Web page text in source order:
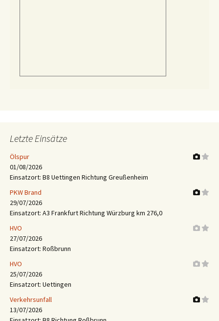
Letzte Einsätze
Ölspur
01/08/2026
Einsatzort: B8 Uettingen Richtung Greußenheim
PKW Brand
29/07/2026
Einsatzort: A3 Frankfurt Richtung Würzburg km 276,0
HVO
27/07/2026
Einsatzort: Roßbrunn
HVO
25/07/2026
Einsatzort: Uettingen
Verkehrsunfall
13/07/2026